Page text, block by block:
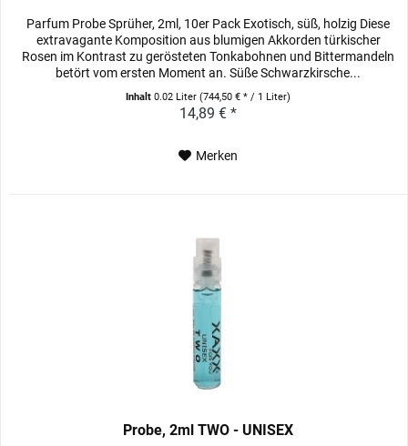
Parfum Probe Sprüher, 2ml, 10er Pack Exotisch, süß, holzig Diese
extravagante Komposition aus blumigen Akkorden türkischer
Rosen im Kontrast zu gerösteten Tonkabohnen und Bittermandeln
betört vom ersten Moment an. Süße Schwarzkirsche...
Inhalt0.02 Liter(744,50 € * / 1 Liter)
14,89 € *
Merken
Probe, 2ml TWO - UNISEX